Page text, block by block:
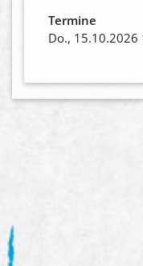
Termine
Do.,